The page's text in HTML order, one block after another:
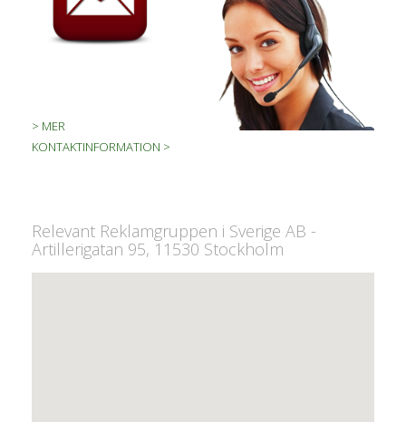
> MER
KONTAKTINFORMATION >
Relevant Reklamgruppen i Sverige AB -
Artillerigatan 95, 11530 Stockholm